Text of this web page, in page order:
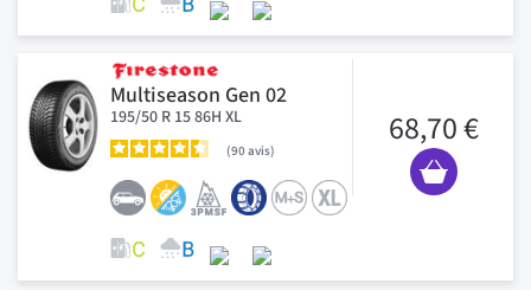
Multiseason Gen 02
195/50 R 15 86H XL
90avis
68,70 €